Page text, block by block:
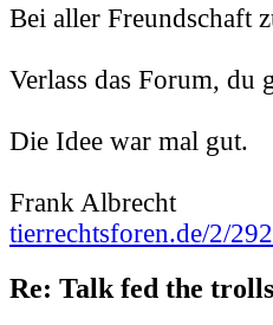
Bei aller Freundschaft
Verlass das Forum, du
Die Idee war mal gut.
Frank Albrecht
tierrechtsforen.de/2/
Re: Talk fed the trolls